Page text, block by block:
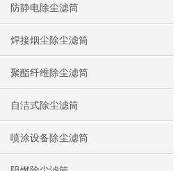
防静电除尘滤筒
焊接烟尘除尘滤筒
聚酯纤维除尘滤筒
自洁式除尘滤筒
喷涂设备除尘滤筒